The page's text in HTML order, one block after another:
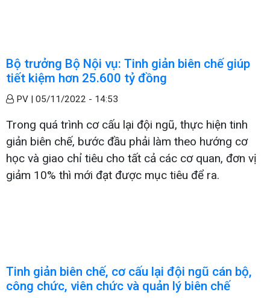
Bộ trưởng Bộ Nội vụ: Tinh giản biên chế giúp
tiết kiệm hơn 25.600 tỷ đồng
PV | 05/11/2022 - 14:53
Trong quá trình cơ cấu lại đội ngũ, thực hiện tinh
giản biên chế, bước đầu phải làm theo hướng cơ
học và giao chỉ tiêu cho tất cả các cơ quan, đơn vị
giảm 10% thì mới đạt được mục tiêu để ra.
Tinh giản biên chế, cơ cấu lại đội ngũ cán bộ,
công chức, viên chức và quản lý biên chế